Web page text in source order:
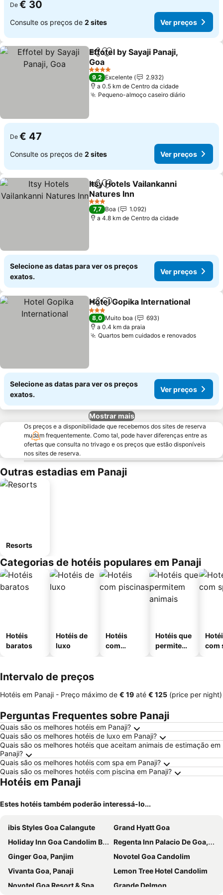
De € 30
Consulte os preços de 2 sites Ver preços
PartilharAdicionar aos favoritos
Effotel by Sayaji Panaji,
Goa
4 Estrelas
9,2 Excelente
2.932
a 0.5 km de Centro da cidade
Pequeno-almoço caseiro diário
De € 47
Consulte os preços de 2 sites Ver preços
PartilharAdicionar aos favoritos
Itsy Hotels Vailankanni
Natures Inn
3 Estrelas
7,7 Boa
1.092
a 4.8 km de Centro da cidade
Selecione as datas para ver os preços
exatos.
Ver preços
PartilharAdicionar aos favoritos
Hotel Gopika International
3 Estrelas
8,0 Muito boa
693
a 0.4 km da praia
Quartos bem cuidados e renovados
Selecione as datas para ver os preços
exatos.
Ver preços
Mostrar mais
Os preços e a disponibilidade que recebemos dos sites de reserva
mudam frequentemente. Como tal, pode haver diferenças entre as
ofertas que consulta no trivago e os preços que estão disponíveis
nos sites de reserva.
Outras estadias em Panaji
Resorts
Categorias de hotéis populares em Panaji
Hotéis
baratos
Hotéis de
luxo
Hotéis
com
Hotéis que
permitem
com
Intervalo de preços
Hotéis em Panaji - Preço máximo de ‎€ 19 até ‎€ 125 (price per night)
Perguntas Frequentes sobre Panaji
Quais são os melhores hotéis em Panaji?
Quais são os melhores hotéis de luxo em Panaji?
Quais são os melhores hotéis que aceitam animais de estimação em
Panaji?
Quais são os melhores hotéis com spa em Panaji?
Quais são os melhores hotéis com piscina em Panaji?
Hotéis em Panaji
Estes hotéis também poderão interessá-lo...
ibis Styles Goa Calangute
Grand Hyatt Goa
Holiday Inn Goa Candolim By Ihg
Regenta Inn Palacio De Goa, Panjim
Ginger Goa, Panjim
Novotel Goa Candolim
Vivanta Goa, Panaji
Lemon Tree Hotel Candolim
Novotel Goa Resort & Spa
Grande Delmon